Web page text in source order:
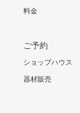
料金
ご予約
ショップハウス
器材販売